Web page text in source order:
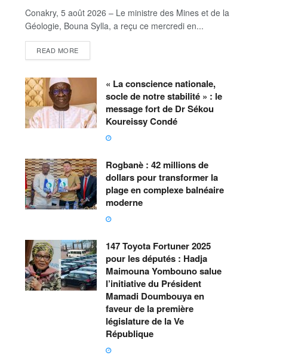
Conakry, 5 août 2026 – Le ministre des Mines et de la
Géologie, Bouna Sylla, a reçu ce mercredi en...
READ MORE
« La conscience nationale,
socle de notre stabilité » : le
message fort de Dr Sékou
Koureissy Condé
Rogbanè : 42 millions de
dollars pour transformer la
plage en complexe balnéaire
moderne
147 Toyota Fortuner 2025
pour les députés : Hadja
Maimouna Yombouno salue
l’initiative du Président
Mamadi Doumbouya en
faveur de la première
législature de la Ve
République